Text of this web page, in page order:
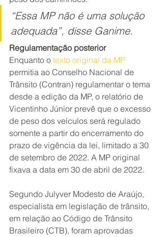
“Essa MP não é uma solução
adequada”, disse Ganime.
Regulamentação posterior
Enquanto o texto original da MP
permitia ao Conselho Nacional de
Trânsito (Contran) regulamentar o tema
desde a edição da MP, o relatório de
Vicentinho Júnior prevê que o excesso
de peso dos veículos será regulado
somente a partir do encerramento do
prazo de vigência da lei, limitado a 30
de setembro de 2022. A MP original
fixava a data em 30 de abril de 2022.
Segundo Julyver Modesto de Araújo,
especialista em legislação de trânsito,
em relação ao Código de Trânsito
Brasileiro (CTB), foram aprovadas